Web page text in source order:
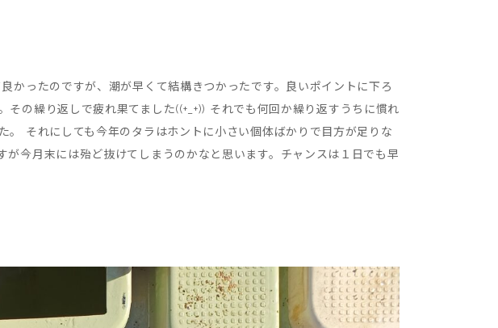
かったのですが、潮が早くて結構きつかったです。良いポイントに下ろ
の繰り返しで疲れ果てました((+_+)) それでも何回か繰り返すうちに慣れ
それにしても今年のタラはホントに小さい個体ばかりで目方が足りな
今月末には殆ど抜けてしまうのかなと思います。チャンスは１日でも早